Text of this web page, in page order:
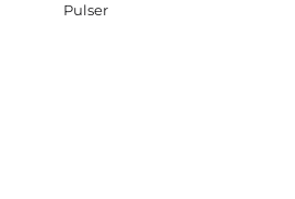
Pulser